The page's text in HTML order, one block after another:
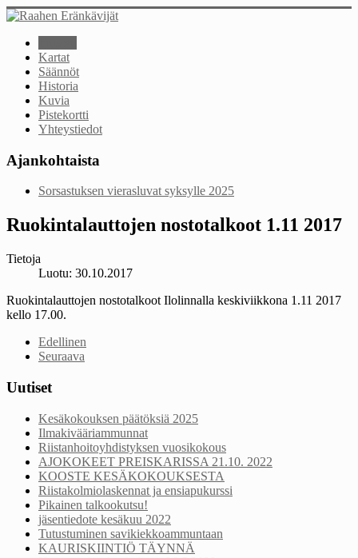
Kartat
Säännöt
Historia
Kuvia
Pistekortti
Yhteystiedot
Ajankohtaista
Sorsastuksen vierasluvat syksylle 2025
Ruokintalauttojen nostotalkoot 1.11 2017
Tietoja
Luotu: 30.10.2017
Ruokintalauttojen nostotalkoot Ilolinnalla keskiviikkona 1.11 2017
kello 17.00.
Edellinen
Seuraava
Uutiset
Kesäkokouksen päätöksiä 2025
Ilmakivääriammunnat
Riistanhoitoyhdistyksen vuosikokous
AJOKOKEET PREISKARISSA 21.10. 2022
KOOSTE KESÄKOKOUKSESTA
Riistakolmiolaskennat ja ensiapukurssi
Pikainen talkookutsu!
jäsentiedote kesäkuu 2022
Tutustuminen savikiekkoammuntaan
KAURISKIINTIÖ TÄYNNÄ